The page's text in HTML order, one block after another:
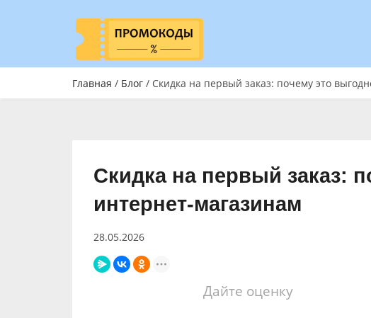
Главная / Блог / Скидка на первый заказ: почему это
Скидка на первый заказ:
интернет-магазинам
28.05.2026
Дайте оценку